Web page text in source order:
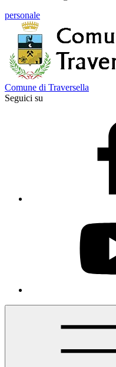
personale
Comune di Traversella
Seguici su